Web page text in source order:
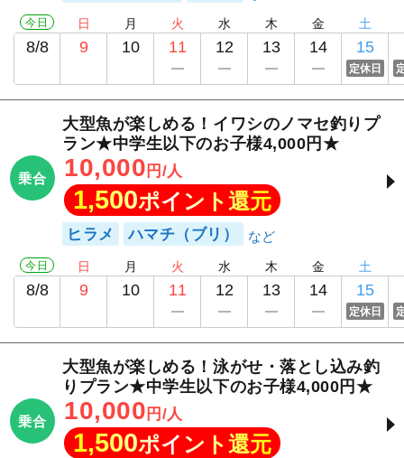
今日
8/8
日
9
月
10
火
11
水
12
木
13
金
14
土
15
定休日
乗合
大型魚が楽しめる！イワシのノマセ釣りプ
ラン★中学生以下のお子様4,000円★
10,000 円/人
1,500ポイント還元
ヒラメ ハマチ（ブリ）
今日
8/8
日
9
月
10
火
11
水
12
木
13
金
14
土
15
定休日
乗合
大型魚が楽しめる！泳がせ・落とし込み釣
りプラン★中学生以下のお子様4,000円★
10,000 円/人
1,500ポイント還元